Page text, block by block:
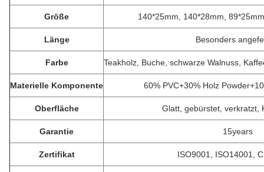
Größe 140*25mm, 140*28mm,
Länge Besonders
Farbe Teakholz, Buche, schwarze Walnuss,
Materielle Komponente 60% PVC+30% Holz
Oberfläche Glatt, gebürstet, verkratzt,
Garantie 15years
Zertifikat ISO9001, ISO14001,